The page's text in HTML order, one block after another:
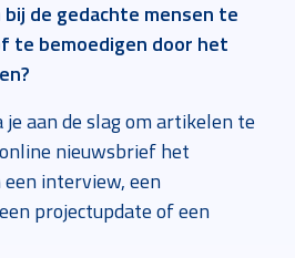
de gedachte mensen te
te bemoedigen door het
aan de slag om artikelen te
nieuwsbrief het
een interview, een
projectupdate of een